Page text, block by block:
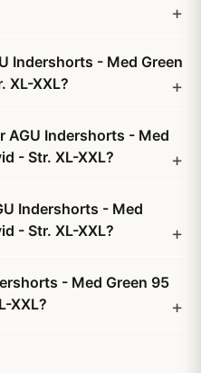
Indershorts - Med Green
XL-XXL?
AGU Indershorts - Med
- Str. XL-XXL?
Indershorts - Med
- Str. XL-XXL?
- Med Green 95
XXL?